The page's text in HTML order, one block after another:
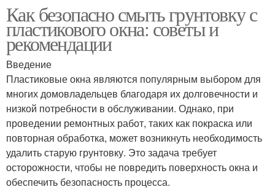
Как безопасно смыть грунтовку с
пластикового окна: советы и
рекомендации
Введение
Пластиковые окна являются популярным выбором для
многих домовладельцев благодаря их долговечности и
низкой потребности в обслуживании. Однако, при
проведении ремонтных работ, таких как покраска или
повторная обработка, может возникнуть необходимость
удалить старую грунтовку. Это задача требует
осторожности, чтобы не повредить поверхность окна и
обеспечить безопасность процесса.